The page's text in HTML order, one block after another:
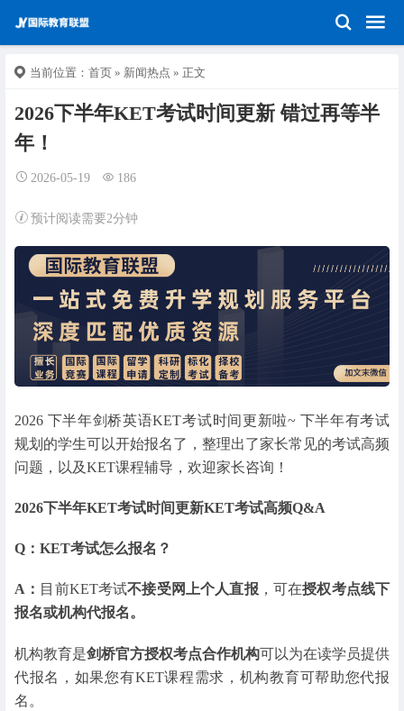
当前位置： 首页 » 新闻热点 » 正文
2026下半年KET考试时间更新 错过再等半
年！
2026-05-19 186
预计阅读需要2分钟
2026 下半年剑桥英语KET考试时间更新啦~ 下半年有考试
规划的学生可以开始报名了，整理出了家长常见的考试高频
问题，以及KET课程辅导，欢迎家长咨询！
2026下半年KET考试时间更新KET考试高频Q&A
Q：KET考试怎么报名？
A： 目前KET考试不接受网上个人直报 ，可在授权考点线下
报名或机构代报名。
机构教育是剑桥官方授权考点合作机构可以为在读学员提供
代报名，如果您有KET课程需求，机构教育可帮助您代报
名。